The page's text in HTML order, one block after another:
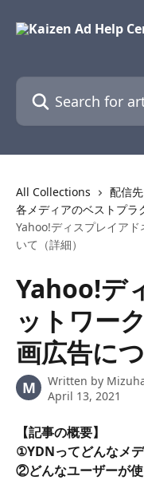
Search for articles...
All Collections
配信
各メディアのベストプラ
Yahoo!ディスプレイア
いて（詳細）
Yahoo!デ
ットワー
画広告に
M Written by
April 13, 2021
【記事の概要】
①YDNってどんなメ
②どんなユーザーが